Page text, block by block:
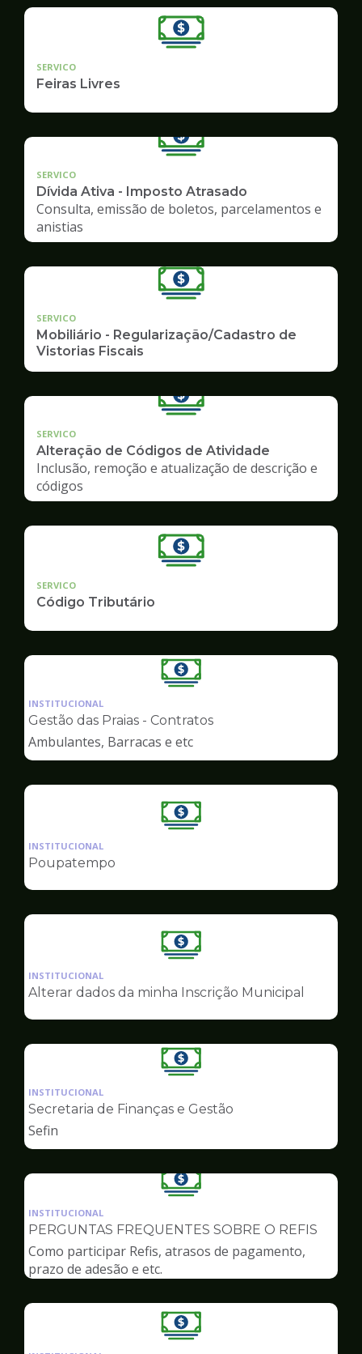
SERVICO
Feiras Livres
SERVICO
Dívida Ativa - Imposto Atrasado
Consulta, emissão de boletos, parcelamentos e
anistias
SERVICO
Mobiliário - Regularização/Cadastro de
Vistorias Fiscais
SERVICO
Alteração de Códigos de Atividade
Inclusão, remoção e atualização de descrição e
códigos
SERVICO
Código Tributário
Ilustração
pagina
de
Finanças
INSTITUCIONAL
Gestão das Praias - Contratos
Ambulantes, Barracas e etc
Ilustração
Finanças
INSTITUCIONAL
Poupatempo
Ilustração
pagina
Finanças
INSTITUCIONAL
Alterar dados da minha Inscrição Municipal
Ilustração
pagina
INSTITUCIONAL
Secretaria de Finanças e Gestão
Sefin
Ilustração
pagina
Finanças
INSTITUCIONAL
PERGUNTAS FREQUENTES SOBRE O REFIS
Como participar Refis, atrasos de pagamento,
prazo de adesão e etc.
Ilustração